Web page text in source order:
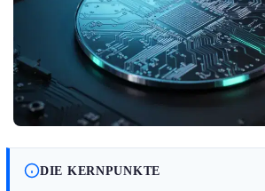
DIE KERNPUNKTE